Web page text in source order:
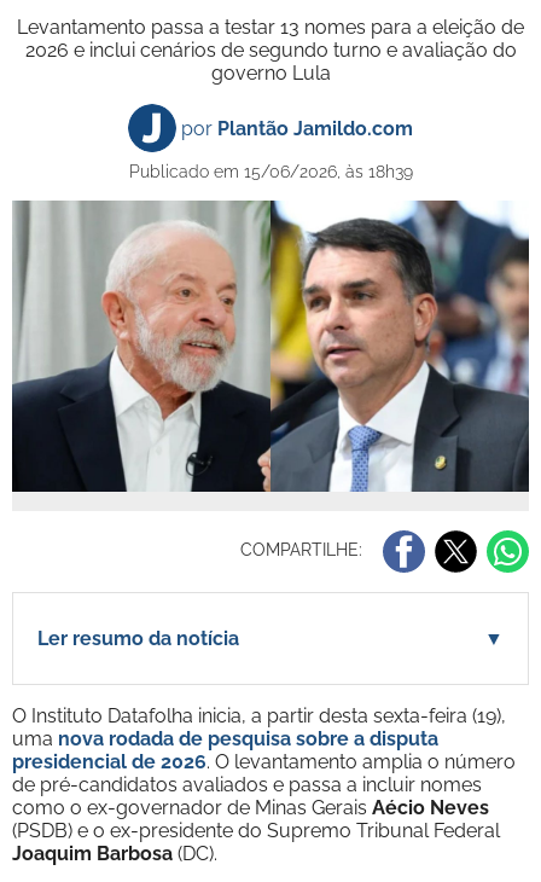
Levantamento passa a testar 13 nomes para a eleição de
2026 e inclui cenários de segundo turno e avaliação do
governo Lula
por Plantão Jamildo.com
Publicado em 15/06/2026, às 18h39
COMPARTILHE:
Ler resumo da notícia ▼
O Instituto Datafolha inicia, a partir desta sexta-feira (19),
uma nova rodada de pesquisa sobre a disputa
presidencial de 2026. O levantamento amplia o número
de pré-candidatos avaliados e passa a incluir nomes
como o ex-governador de Minas Gerais Aécio Neves
(PSDB) e o ex-presidente do Supremo Tribunal Federal
Joaquim Barbosa (DC).